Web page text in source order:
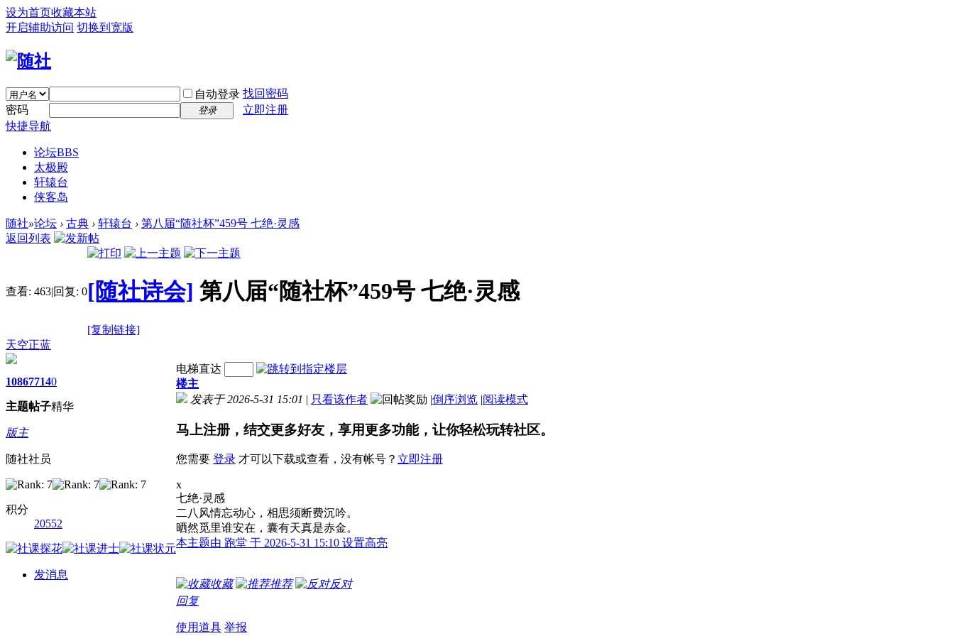
设为首页收藏本站
开启辅助访问 切换到宽版
自动登录 找回密码
密码
登录
立即注册
快捷导航
论坛BBS
太极殿
轩辕台
侠客岛
随社»论坛 › 古典 › 轩辕台 › 第八届“随社杯”459号 七绝·灵感
返回列表
查看: 463|回复: 0[随社诗会] 第八届“随社杯”459号 七绝·灵感
[复制链接]
天空正蓝
1086
主题
7714
帖子
0
精华
版主
随社社员
积分
20552
发消息
电梯直达
楼主
发表于 2026-5-31 15:01 | 只看该作者 |倒序浏览 |阅读模式
马上注册，结交更多好友，享用更多功能，让你轻松玩转社区。
您需要 登录 才可以下载或查看，没有帐号？ 立即注册
x
七绝·灵感
二八风情忘动心，相思须断费沉吟。
晒然觅里谁安在，囊有天真是赤金。
本主题由 跑堂 于 2026-5-31 15:10 设置高亮
收藏 推荐
反对
回复
使用道具 举报